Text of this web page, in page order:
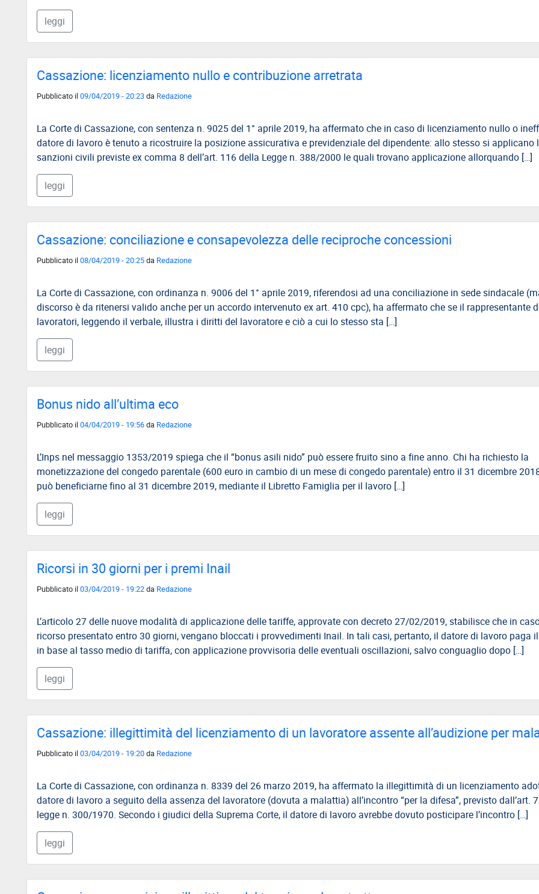
leggi
Cassazione: licenziamento nullo e contribuzione arretrata
Pubblicato il09/04/2019 - 20:23da Redazione
La Corte di Cassazione, con sentenza n. 9025 del 1° aprile 2019, ha affermato che in caso di licenziamento nullo o
datore di lavoro è tenuto a ricostruire la posizione assicurativa e previdenziale del dipendente: allo stesso si applicano
sanzioni civili previste ex comma 8 dell’art. 116 della Legge n. 388/2000 le quali trovano applicazione allorquando […]
leggi
Cassazione: conciliazione e consapevolezza delle reciproche concessioni
Pubblicato il08/04/2019 - 20:25da Redazione
La Corte di Cassazione, con ordinanza n. 9006 del 1° aprile 2019, riferendosi ad una conciliazione in sede sindacale
discorso è da ritenersi valido anche per un accordo intervenuto ex art. 410 cpc), ha affermato che se il rappresentante
lavoratori, leggendo il verbale, illustra i diritti del lavoratore e ciò a cui lo stesso sta […]
leggi
Bonus nido all’ultima eco
Pubblicato il04/04/2019 - 19:56da Redazione
L’Inps nel messaggio 1353/2019 spiega che il “bonus asili nido” può essere fruito sino a fine anno. Chi ha richiesto la
monetizzazione del congedo parentale (600 euro in cambio di un mese di congedo parentale) entro il 31 dicembre
può beneficiarne fino al 31 dicembre 2019, mediante il Libretto Famiglia per il lavoro […]
leggi
Ricorsi in 30 giorni per i premi Inail
Pubblicato il03/04/2019 - 19:22da Redazione
L’articolo 27 delle nuove modalità di applicazione delle tariffe, approvate con decreto 27/02/2019, stabilisce che in
ricorso presentato entro 30 giorni, vengano bloccati i provvedimenti Inail. In tali casi, pertanto, il datore di lavoro paga
in base al tasso medio di tariffa, con applicazione provvisoria delle eventuali oscillazioni, salvo conguaglio dopo […]
leggi
Cassazione: illegittimità del licenziamento di un lavoratore assente all’audizione per
Pubblicato il03/04/2019 - 19:20da Redazione
La Corte di Cassazione, con ordinanza n. 8339 del 26 marzo 2019, ha affermato la illegittimità di un licenziamento
datore di lavoro a seguito della assenza del lavoratore (dovuta a malattia) all’incontro “per la difesa”, previsto dall’art.
legge n. 300/1970. Secondo i giudici della Suprema Corte, il datore di lavoro avrebbe dovuto posticipare l’incontro […]
leggi